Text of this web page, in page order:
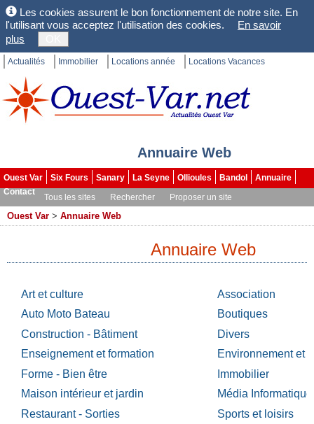
Les cookies assurent le bon fonctionnement de notre site. En
l'utilisant vous acceptez l'utilisation des cookies.
En savoir
plus
Actualités Immobilier Locations année Locations Vacances
Annuaire Web
Ouest Var Six Fours Sanary La Seyne Ollioules Bandol
Annuaire
Contact
Tous les sites Rechercher Proposer un site
Ouest Var > Annuaire Web
Annuaire Web
Art et culture
Association
Auto Moto Bateau
Boutiques
Construction - Bâtiment
Divers
Enseignement et formation
Environnement et
Forme - Bien être
Immobilier
Maison intérieur et jardin
Média Informatique
Restaurant - Sorties
Sports et loisirs